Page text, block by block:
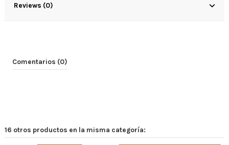
Reviews (0)
Comentarios (0)
16 otros productos en la misma categoría: